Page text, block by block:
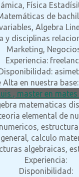
Física
de
Algebra
y disciplinas
Marketing,
Experiencia:
Alta en nuestra
, master en
matematicas
elemental de
calculo
algebraicas,
Experiencia:
Disponibilidad: